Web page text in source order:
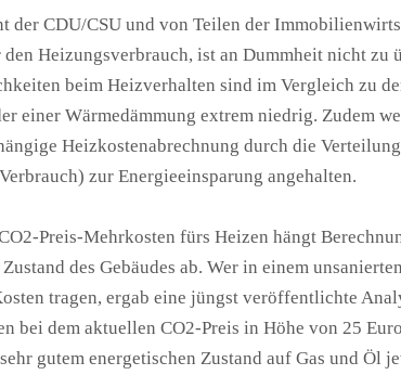
der CDU/CSU und von Teilen der
Heizungsverbrauch, ist an Dummheit nicht zu
beim Heizverhalten sind im Vergleich zu
einer Wärmedämmung extrem niedrig. Zudem
Heizkostenabrechnung durch die
zur Energieeinsparung angehalten.
Preis-Mehrkosten fürs Heizen hängt
des Gebäudes ab. Wer in einem
tragen, ergab eine jüngst veröffentlichte
bei dem aktuellen CO2-Preis in Höhe von 25
gutem energetischen Zustand auf Gas und Öl